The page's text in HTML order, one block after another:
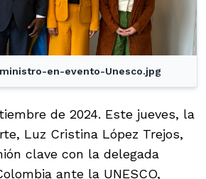
en-evento-Unesco.jpg
de 2024. Este jueves, la
Luz Cristina López Trejos,
clave con la delegada
ante la UNESCO,